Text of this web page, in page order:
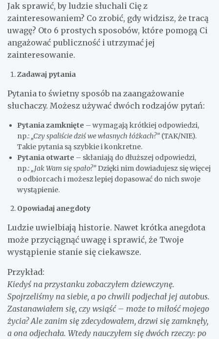
Jak sprawić, by ludzie słuchali Cię z
zainteresowaniem? Co zrobić, gdy widzisz, że tracą
uwagę? Oto 6 prostych sposobów, które pomogą Ci
angażować publiczność i utrzymać jej
zainteresowanie.
Zadawaj pytania
Pytania to świetny sposób na zaangażowanie
słuchaczy. Możesz używać dwóch rodzajów pytań:
Pytania zamknięte – wymagają krótkiej odpowiedzi,
np.: „Czy spaliście dziś we własnych łóżkach?” (TAK/NIE).
Takie pytania są szybkie i konkretne.
Pytania otwarte – skłaniają do dłuższej odpowiedzi,
np.: „Jak Wam się spało?”Dzięki nim dowiadujesz się więcej
o odbiorcach i możesz lepiej dopasować do nich swoje
wystąpienie.
Opowiadaj anegdoty
Ludzie uwielbiają historie. Nawet krótka anegdota
może przyciągnąć uwagę i sprawić, że Twoje
wystąpienie stanie się ciekawsze.
Przykład:
Kiedyś na przystanku zobaczyłem dziewczynę.
Spojrzeliśmy na siebie, a po chwili podjechał jej autobus.
Zastanawiałem się, czy wsiąść – może to miłość mojego
życia? Ale zanim się zdecydowałem, drzwi się zamknęły,
a ona odjechała. Wtedy nauczyłem się dwóch rzeczy: po